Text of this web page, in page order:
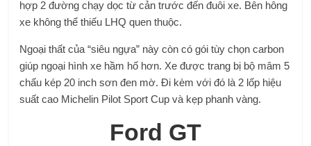
hợp 2 đường chạy dọc từ cản trước đến đuôi xe. Bên hông
xe không thể thiếu LHQ quen thuộc.
Ngoại thất của “siêu ngựa” này còn có gói tùy chọn carbon
giúp ngoại hình xe hầm hố hơn. Xe được trang bị bộ mâm 5
chấu kép 20 inch sơn đen mờ. Đi kèm với đó là 2 lốp hiệu
suất cao Michelin Pilot Sport Cup và kẹp phanh vàng.
Ford GT